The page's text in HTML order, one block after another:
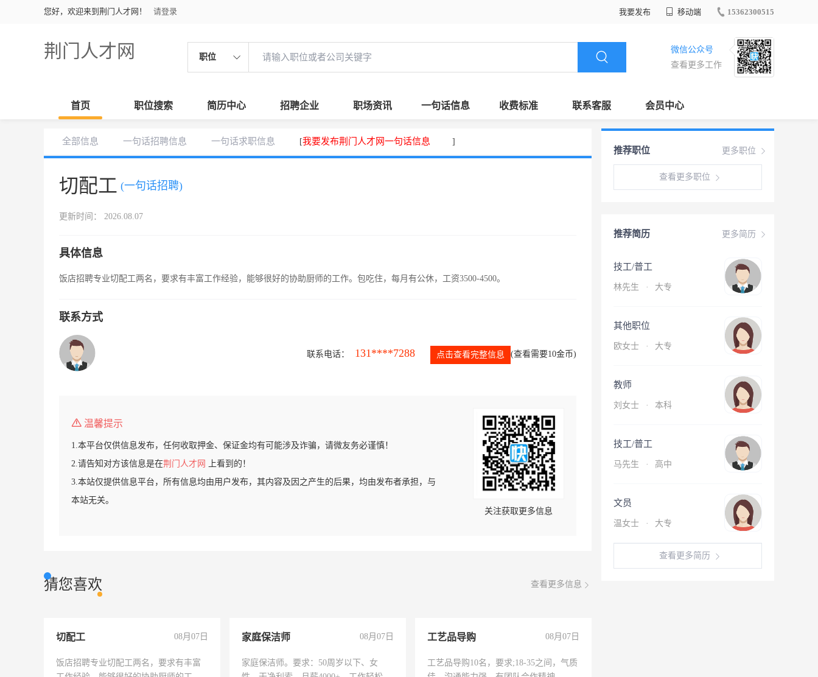
您好，欢迎来到荆门人才网！ 请登录 我要发布 移动端 15362300515
荆门人才网 职位
微信公众号
查看更多工作
首页 职位搜索 简历中心 招聘企业 职场资讯 一句话信息 收费标准 联系客服 会员中心
全部信息 一句话招聘信息 一句话求职信息 [我要发布荆门人才网一句话信息 ]
切配工 (一句话招聘)
更新时间： 2026.08.07
具体信息
饭店招聘专业切配工两名，要求有丰富工作经验，能够很好的协助厨师的工作。包吃住，每月有公休，工资3500-4500。
联系方式
联系电话： 131****7288 点击查看完整信息 (查看需要10金币)
温馨提示
1.本平台仅供信息发布，任何收取押金、保证金均有可能涉及诈骗，请微友务必谨慎！
2.请告知对方该信息是在荆门人才网
上看到的！
3.本站仅提供信息平台，所有信息均由用户发布，其内容及因之产生的后果，均由发布者承担，与
本站无关。
关注获取更多信息
猜您喜欢 查看更多信息
切配工 08月07日
饭店招聘专业切配工两名，要求有丰富
家庭保洁师 08月07日
家庭保洁师。要求：50周岁以下、女
工艺品导购 08月07日
工艺品导购10名，要求;18-35之间，气质
更多职位
推荐职位
查看更多职位
更多简历
推荐简历
技工/普工
林先生 · 大专
其他职位
欧女士 · 大专
教师
刘女士 · 本科
技工/普工
马先生 · 高中
文员
温女士 · 大专
查看更多简历